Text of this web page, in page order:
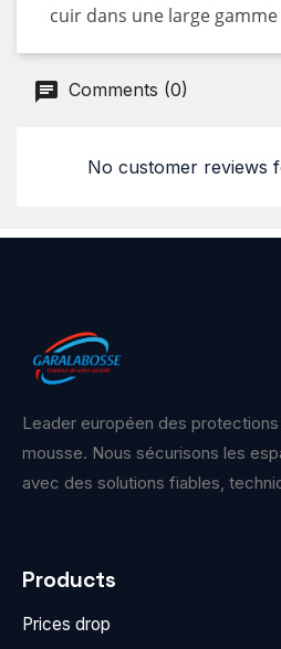
cuir dans une large
Comments (0)
No customer reviews
Leader européen des
mousse. Nous sécurisons les
avec des solutions fiables,
Products
Prices drop